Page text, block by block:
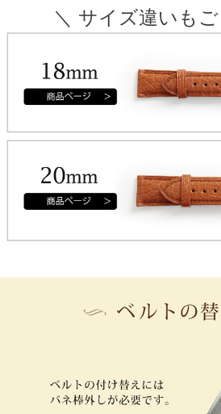
＼ サイズ違いも